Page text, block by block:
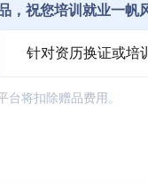
，祝您培训就业一帆
针对资历换证或培
台将扣除赠品费用。